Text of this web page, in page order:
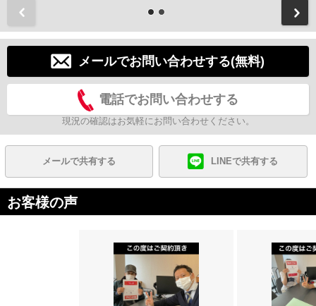
メールでお問い合わせする(無料)
電話でお問い合わせする
現況の確認はお気軽にお問い合わせください。
メールで共有する LINEで共有する
お客様の声